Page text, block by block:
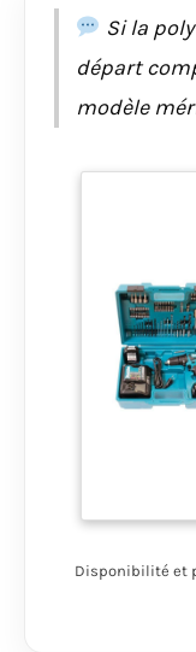
Si la
départ
modèle
Disponibilité et